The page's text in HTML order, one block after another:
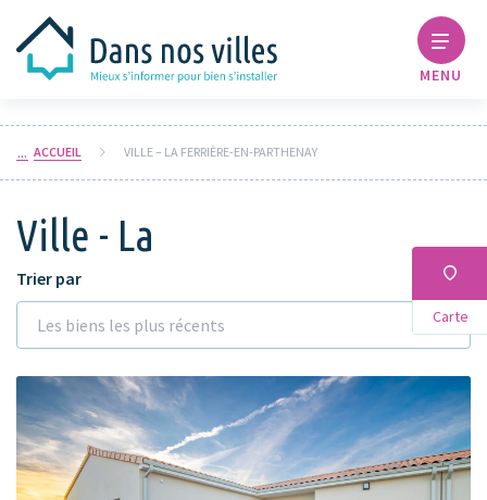
MENU
ACCUEIL VILLE – LA FERRIÈRE-EN-PARTHENAY
Ville - La
Carte
Trier par
Les biens les plus récents